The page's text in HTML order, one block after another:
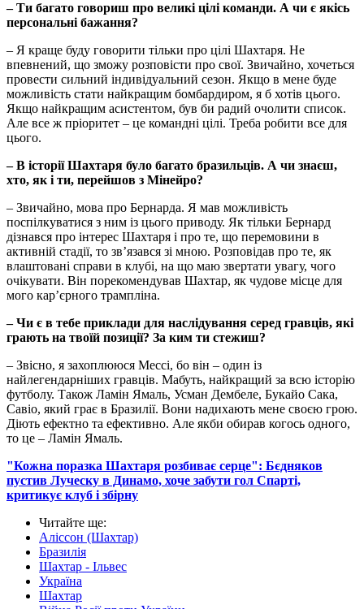
– Ти багато говориш про великі цілі команди. А чи є якісь
персональні бажання?
– Я краще буду говорити тільки про цілі Шахтаря. Не
впевнений, що зможу розповісти про свої. Звичайно, хочеться
провести сильний індивідуальний сезон. Якщо в мене буде
можливість стати найкращим бомбардиром, я б хотів цього.
Якщо найкращим асистентом, був би радий очолити список.
Але все ж пріоритет – це командні цілі. Треба робити все для
цього.
– В історії Шахтаря було багато бразильців. А чи знаєш,
хто, як і ти, перейшов з Мінейро?
– Звичайно, мова про Бернарда. Я мав можливість
поспілкуватися з ним із цього приводу. Як тільки Бернард
дізнався про інтерес Шахтаря і про те, що перемовини в
активній стадії, то звʼязався зі мною. Розповідав про те, як
влаштовані справи в клубі, на що маю звертати увагу, чого
очікувати. Він порекомендував Шахтар, як чудове місце для
мого карʼєрного трампліна.
– Чи є в тебе приклади для наслідування серед гравців, які
грають на твоїй позиції? За ким ти стежиш?
– Звісно, я захоплююся Мессі, бо він – один із
найлегендарніших гравців. Мабуть, найкращий за всю історію
футболу. Також Ламін Ямаль, Усман Дембеле, Букайо Сака,
Савіо, який грає в Бразилії. Вони надихають мене своєю грою.
Діють ефектно та ефективно. Але якби обирав когось одного,
то це – Ламін Ямаль.
"Кожна поразка Шахтаря розбиває серце": Бєдняков
пустив Луческу в Динамо, хоче забути гол Спарті,
критикує клуб і збірну
Читайте ще:
Аліссон (Шахтар)
Бразилія
Шахтар - Ільвес
Україна
Шахтар